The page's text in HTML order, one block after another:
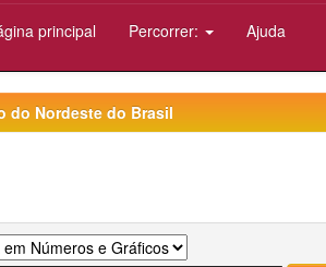
principal Percorrer: Ajuda
do Nordeste do Brasil